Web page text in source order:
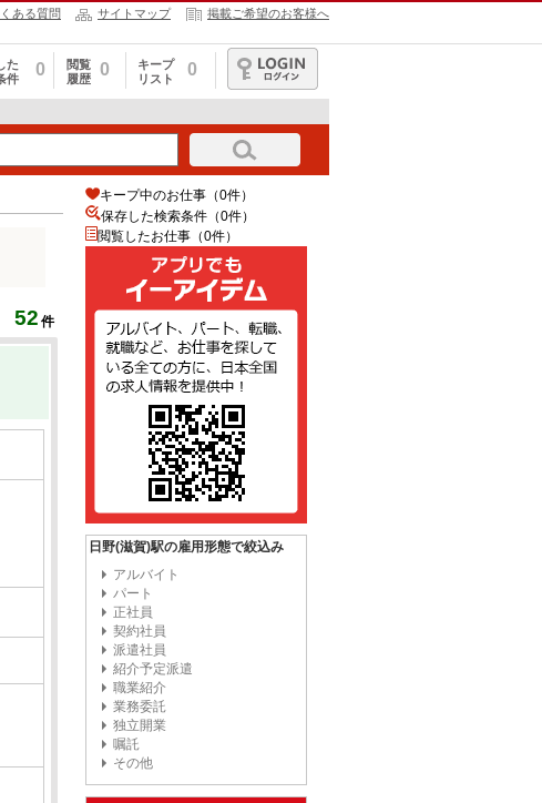
ある質問 サイトマップ 掲載ご希望のお客様へ
た
件
0
閲覧
履歴
0
キープ
リスト
0
ログイン
52 件
キープ中のお仕事（0件）
保存した検索条件（0件）
閲覧したお仕事（0件）
日野(滋賀)駅の雇用形態で絞込み
アルバイト
パート
正社員
契約社員
派遣社員
紹介予定派遣
職業紹介
業務委託
独立開業
嘱託
その他